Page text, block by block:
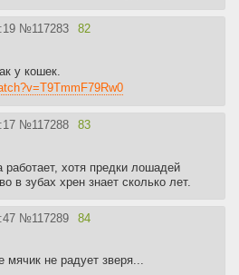
№117283 82
у кошек.
№117288 83
работает, хотя предки лошадей
в зубах хрен знает сколько лет.
№117289 84
мячик не радует зверя...